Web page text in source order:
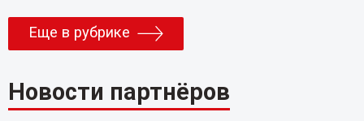
Еще в рубрике
Новости партнёров